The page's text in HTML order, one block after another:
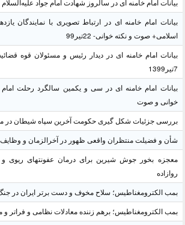
بیانات امام خامنه ای در سالروز شهادت امام جواد علیه‌السلام + فیلم - 26
بیانات امام خامنه ای در ارتباط تصویری با نمایندگان
اسلامی+ صوت و نکته خوانی- 22تیر99
بیانات امام خامنه ای در دیدار رئیس و مسئولان قوه
7تیر1399
بیانات امام خامنه ای در سی و یکمین سالگرد رحلت امام
خوانی و صوت
بررسی جزئیات شکل گیری حکومت آخرین سپاه شیطان در
شأن و فضیلت منتظران واقعی ظهور در آخرالزمان و وظایف
معجزه بخور جوش شیرین برای درمان عفونتهای ریوی و
روازاده
بمب الکترومغناطیس؛ سلاح مخوف و دست برتر ایران در
بمب الکترومغناطیس؛ برهم زننده معادلات نظامی و فراتر